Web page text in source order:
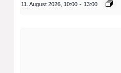
11. August 2026, 10:00 - 13:00